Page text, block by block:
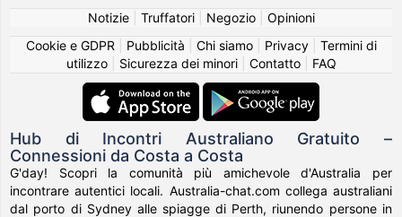
Notizie| Truffatori| Negozio| Opinioni
Cookie e GDPR
Pubblicità Chi siamo| Privacy| Termini di
utilizzo| Sicurezza dei minori| Contatto| FAQ
Hub di Incontri Australiano Gratuito –
Connessioni da Costa a Costa
G'day! Scopri la comunità più amichevole d'Australia per
incontrare autentici locali. Australia-chat.com collega australiani
dal porto di Sydney alle spiagge di Perth, riunendo persone in